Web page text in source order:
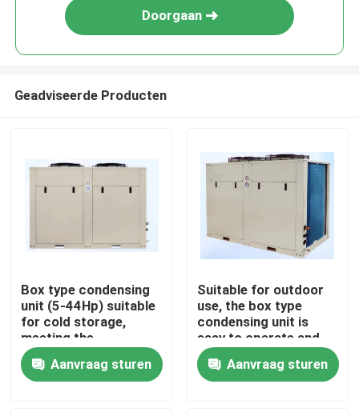
Producten
Over Ons
Doorgaan
Geadviseerde Producten
Box type condensing
unit (5-44Hp) suitable
for cold storage,
meeting the
requirements for
refrigerants such as
R404A, R507A, R448,
Aanvraag sturen
Suitable for outdoor
use, the box type
condensing unit is
easy to operate and
can meet the needs of
refrigerants such as
R404A, R507A, R448,
Aanvraag sturen